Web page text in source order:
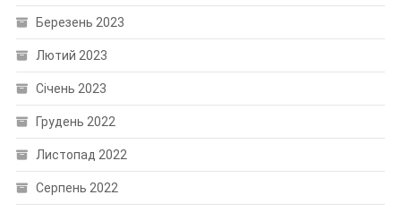
Березень 2023
Лютий 2023
Січень 2023
Грудень 2022
Листопад 2022
Серпень 2022